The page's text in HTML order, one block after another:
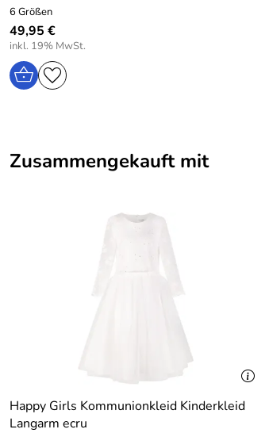
6 Größen
49,95 €
inkl. 19% MwSt.
Zusammengekauft mit
Happy Girls Kommunionkleid Kinderkleid
Langarm ecru